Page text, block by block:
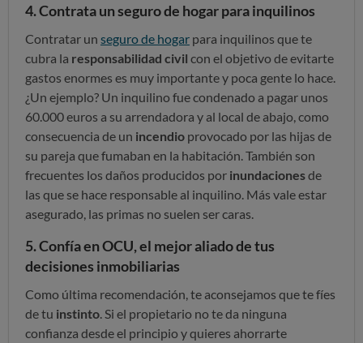
4. Contrata un seguro de hogar para inquilinos
Contratar un seguro de hogar para inquilinos que te
cubra la responsabilidad civil con el objetivo de evitarte
gastos enormes es muy importante y poca gente lo hace.
¿Un ejemplo? Un inquilino fue condenado a pagar unos
60.000 euros a su arrendadora y al local de abajo, como
consecuencia de un incendio provocado por las hijas de
su pareja que fumaban en la habitación. También son
frecuentes los daños producidos por inundacionesde
las que se hace responsable al inquilino. Más vale estar
asegurado, las primas no suelen ser caras.
5. Confía en OCU, el mejor aliado de tus
decisiones inmobiliarias
Como última recomendación, te aconsejamos que te fíes
de tu instinto . Si el propietario no te da ninguna
confianza desde el principio y quieres ahorrarte